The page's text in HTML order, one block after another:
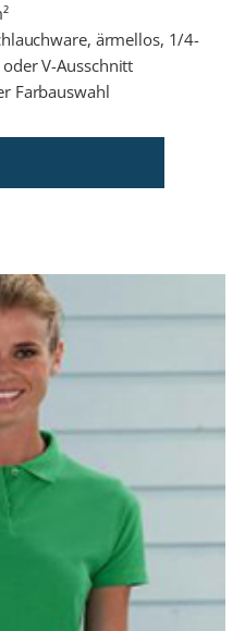
ärmellos, 1/4-
V-Ausschnitt
Farbauswahl